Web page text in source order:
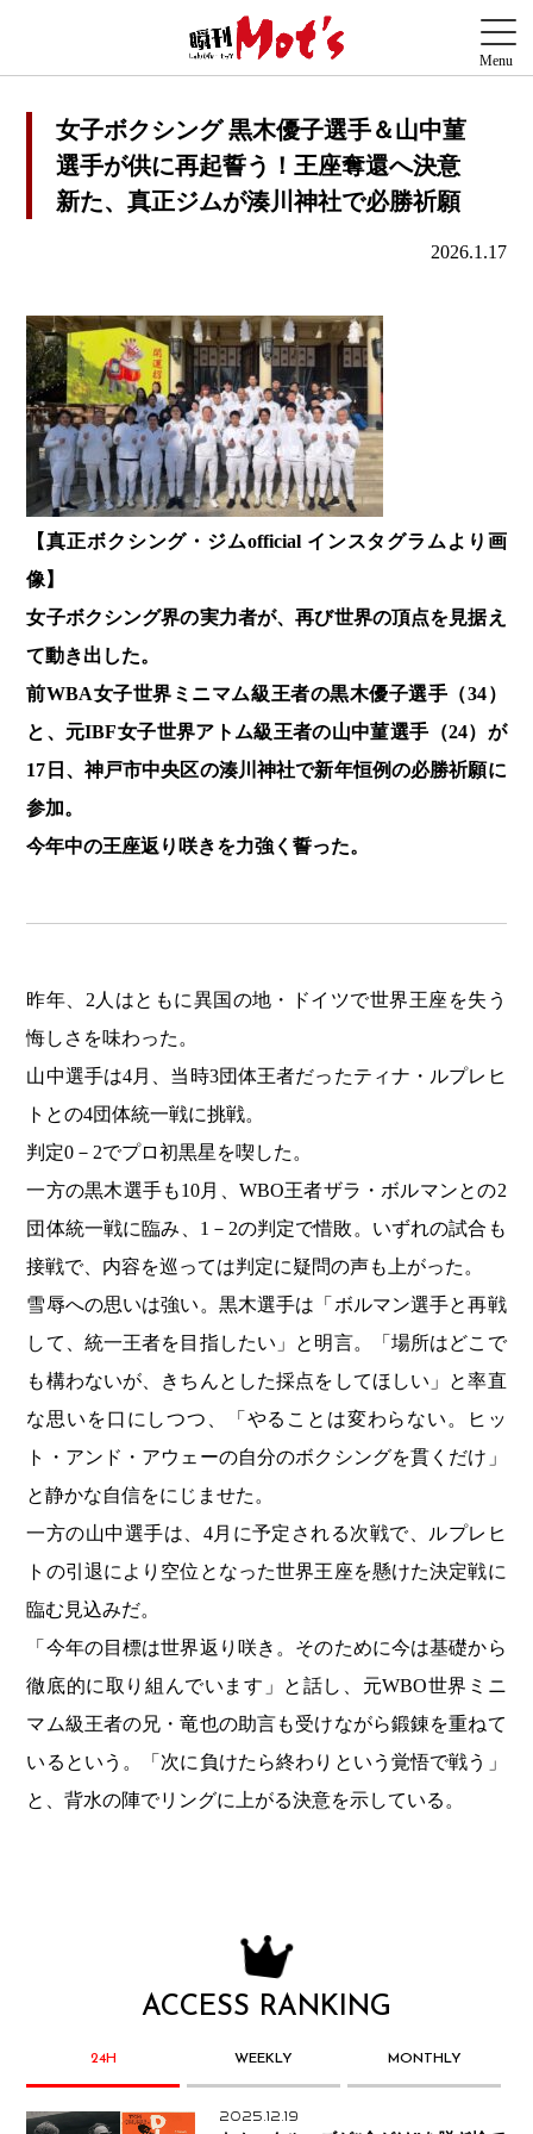
女子ボクシング 黒木優子選手＆山中菫
選手が供に再起誓う！王座奪還へ決意
新た、真正ジムが湊川神社で必勝祈願
2026.1.17
【真正ボクシング・ジムofficial インスタグラムより画
像】
女子ボクシング界の実力者が、再び世界の頂点を見据え
て動き出した。
前WBA女子世界ミニマム級王者の黒木優子選手（34）
と、元IBF女子世界アトム級王者の山中菫選手（24）が
17日、神戸市中央区の湊川神社で新年恒例の必勝祈願に
参加。
今年中の王座返り咲きを力強く誓った。
昨年、2人はともに異国の地・ドイツで世界王座を失う
悔しさを味わった。
山中選手は4月、当時3団体王者だったティナ・ルプレヒ
トとの4団体統一戦に挑戦。
判定0－2でプロ初黒星を喫した。
一方の黒木選手も10月、WBO王者ザラ・ボルマンとの2
団体統一戦に臨み、1－2の判定で惜敗。いずれの試合も
接戦で、内容を巡っては判定に疑問の声も上がった。
雪辱への思いは強い。黒木選手は「ボルマン選手と再戦
して、統一王者を目指したい」と明言。「場所はどこで
も構わないが、きちんとした採点をしてほしい」と率直
な思いを口にしつつ、「やることは変わらない。ヒッ
ト・アンド・アウェーの自分のボクシングを貫くだけ」
と静かな自信をにじませた。
一方の山中選手は、4月に予定される次戦で、ルプレヒ
トの引退により空位となった世界王座を懸けた決定戦に
臨む見込みだ。
「今年の目標は世界返り咲き。そのために今は基礎から
徹底的に取り組んでいます」と話し、元WBO世界ミニ
マム級王者の兄・竜也の助言も受けながら鍛錬を重ねて
いるという。「次に負けたら終わりという覚悟で戦う」
と、背水の陣でリングに上がる決意を示している。
ACCESS RANKING
24H WEEKLY MONTHLY
2025.12.19